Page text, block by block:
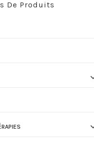
De Produits